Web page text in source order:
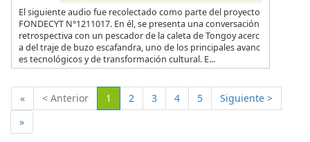
El siguiente audio fue recolectado como parte del proyecto
FONDECYT N°1211017. En él, se presenta una conversación
retrospectiva con un pescador de la caleta de Tongoy acerc
a del traje de buzo escafandra, uno de los principales avanc
es tecnológicos y de transformación cultural. E...
« < Anterior 1 (Actual)
2 3 4 5
Siguiente >
»